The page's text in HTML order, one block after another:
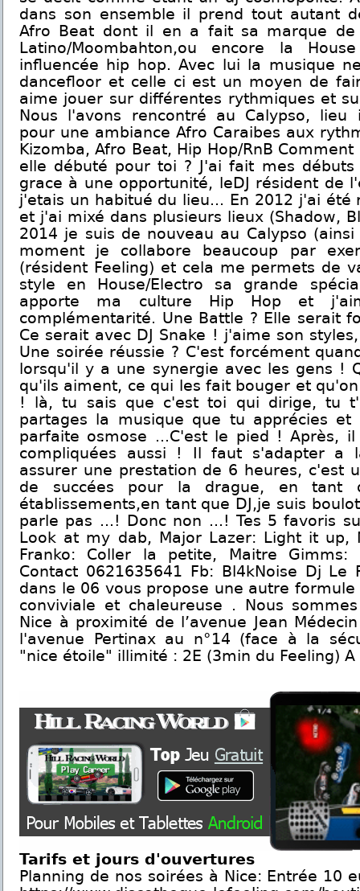
dans son ensemble il prend tout autant
Afro Beat dont il en a fait sa marque de
Latino/Moombahton,ou encore la
influencée hip hop. Avec lui la musique
dancefloor et celle ci est un moyen de
aime jouer sur différentes rythmiques et
Nous l'avons rencontré au Calypso, lieu
pour une ambiance Afro Caraibes aux
Kizomba, Afro Beat, Hip Hop/RnB
elle débuté pour toi ? J'ai fait mes débuts
grace à une opportunité, leDJ résident de
j'etais un habitué du lieu... En 2012 j'ai été
et j'ai mixé dans plusieurs lieux (Shadow,
2014 je suis de nouveau au Calypso
moment je collabore beaucoup par
(résident Feeling) et cela me permets de
style en House/Electro sa grande
apporte ma culture Hip Hop et
complémentarité. Une Battle ? Elle serait
Ce serait avec DJ Snake ! j'aime son
Une soirée réussie ? C'est forcément
lorsqu'il y a une synergie avec les gens !
qu'ils aiment, ce qui les fait bouger et
! là, tu sais que c'est toi qui dirige, tu
partages la musique que tu apprécies
parfaite osmose ...C'est le pied ! Après,
compliquées aussi ! Il faut s'adapter a
assurer une prestation de 6 heures, c'est
de succées pour la drague, en tant
établissements,en tant que DJ,je suis
parle pas ...! Donc non ...! Tes 5 favoris
Look at my dab, Major Lazer: Light it up,
Franko: Coller la petite, Maitre Gimms:
Contact 0621635641 Fb: Bl4kNoise Dj Le
dans le 06 vous propose une autre
conviviale et chaleureuse . Nous
Nice à proximité de l’avenue Jean
l'avenue Pertinax au n°14 (face à la
"nice étoile" illimité : 2E (3min du Feeling)
Tarifs et jours d'ouvertures
Planning de nos soirées à Nice: Entrée 10